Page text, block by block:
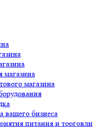
магазина
магазина
вашего бизнеса
питания и торговли